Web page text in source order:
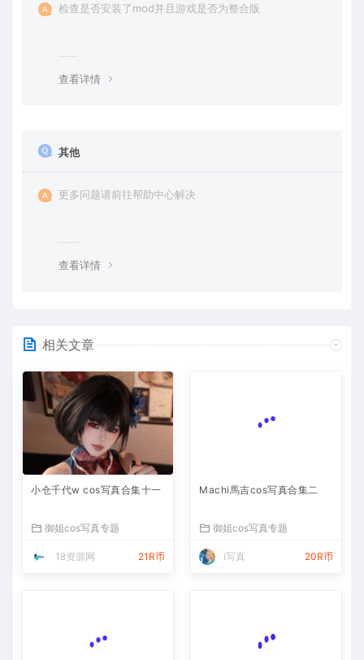
检查是否安装了mod并且游戏是否为整合版
查看详情
其他
更多问题请前往帮助中心解决
查看详情
相关文章
小仓千代w cos写真合集十一
御姐cos写真专题
18资源网 21R币
Machi馬吉cos写真合集二
御姐cos写真专题
i写真 20R币